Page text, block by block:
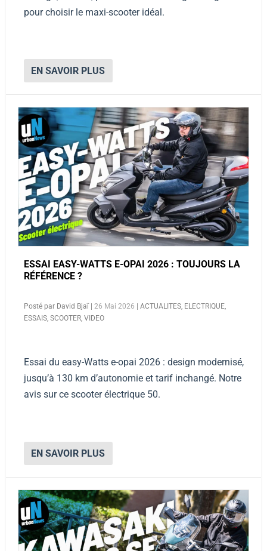
pour choisir le maxi-scooter idéal.
EN SAVOIR PLUS
ESSAI EASY-WATTS E-OPAI 2026 : TOUJOURS LA
RÉFÉRENCE ?
Posté par David Bjaï| 26 Mai 2026 | ACTUALITES ELECTRIQUE
ESSAIS SCOOTER VIDEO
Essai du easy-Watts e-opai 2026 : design modernisé,
jusqu’à 130 km d’autonomie et tarif inchangé. Notre
avis sur ce scooter électrique 50.
EN SAVOIR PLUS